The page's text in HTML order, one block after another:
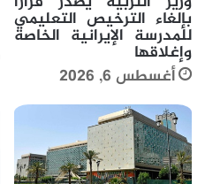
بإلغاء الترخيص التعليمي
للمدرسة الإيرانية الخاصة
وإغلاقها
أغسطس 6, 2026